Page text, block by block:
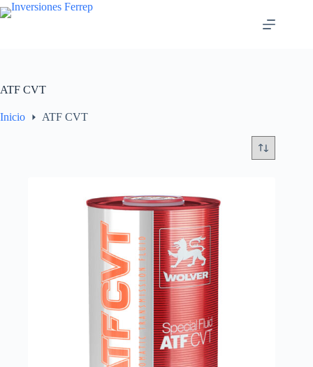
Saltar
al
ATF CVT
Inicio ATF CVT